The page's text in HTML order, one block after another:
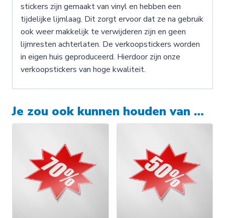
stickers zijn gemaakt van vinyl en hebben een
tijdelijke lijmlaag. Dit zorgt ervoor dat ze na gebruik
ook weer makkelijk te verwijderen zijn en geen
lijmresten achterlaten. De verkoopstickers worden
in eigen huis geproduceerd. Hierdoor zijn onze
verkoopstickers van hoge kwaliteit.
Je zou ook kunnen houden van …